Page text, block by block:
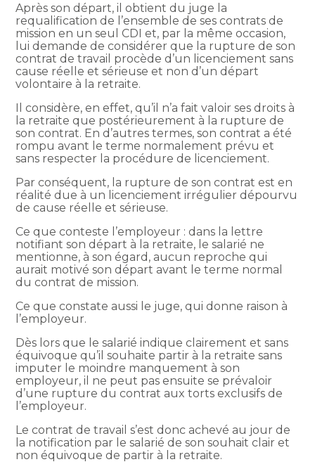
Après son départ, il obtient du juge la
requalification de l’ensemble de ses contrats de
mission en un seul CDI et, par la même occasion,
lui demande de considérer que la rupture de son
contrat de travail procède d’un licenciement sans
cause réelle et sérieuse et non d’un départ
volontaire à la retraite.
Il considère, en effet, qu’il n’a fait valoir ses droits à
la retraite que postérieurement à la rupture de
son contrat. En d’autres termes, son contrat a été
rompu avant le terme normalement prévu et
sans respecter la procédure de licenciement.
Par conséquent, la rupture de son contrat est en
réalité due à un licenciement irrégulier dépourvu
de cause réelle et sérieuse.
Ce que conteste l’employeur : dans la lettre
notifiant son départ à la retraite, le salarié ne
mentionne, à son égard, aucun reproche qui
aurait motivé son départ avant le terme normal
du contrat de mission.
Ce que constate aussi le juge, qui donne raison à
l’employeur.
Dès lors que le salarié indique clairement et sans
équivoque qu’il souhaite partir à la retraite sans
imputer le moindre manquement à son
employeur, il ne peut pas ensuite se prévaloir
d’une rupture du contrat aux torts exclusifs de
l’employeur.
Le contrat de travail s’est donc achevé au jour de
la notification par le salarié de son souhait clair et
non équivoque de partir à la retraite.